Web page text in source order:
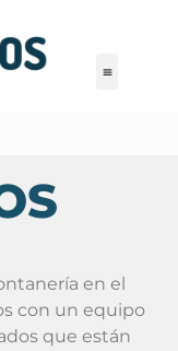
en el
con un equipo
que están